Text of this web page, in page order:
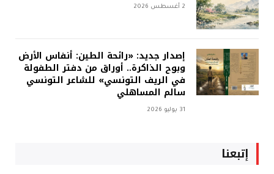
2 أغسطس 2026
إصدار جديد: «رائحة الطين: أنفاس الأرض
وبوح الذاكرة.. أوراق من دفتر الطفولة
في الريف التونسي» للشاعر التونسي
سالم المساهلي
31 يوليو 2026
إتبعنا